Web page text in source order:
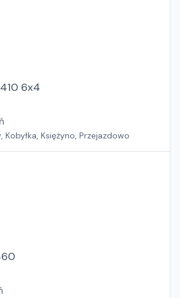
6x4
Kobyłka, Księżyno, Przejazdowo